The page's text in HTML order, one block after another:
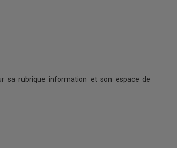
sa rubrique information et son espace de